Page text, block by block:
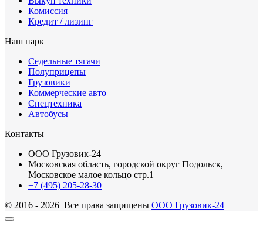
Комиссия
Кредит / лизинг
Наш парк
Седельные тягачи
Полуприцепы
Грузовики
Коммерческие авто
Спецтехника
Автобусы
Контакты
ООО Грузовик-24
Московская область, городской округ Подольск,
Московское малое кольцо стр.1
+7 (495) 205-28-30
© 2016 - 2026 Все права защищены ООО Грузовик-24